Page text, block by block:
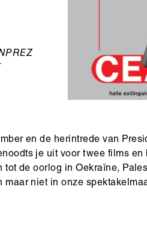
en de herintrede van
je uit voor twee films en
de oorlog in Oekraïne,
niet in onze